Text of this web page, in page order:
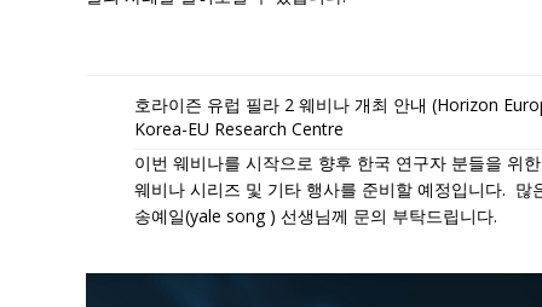
호라이즌 유럽 필라 2 웨비나 개최 안내 (Horizon
Korea-EU Research Centre
이번 웨비나를 시작으로 향후 한국 연구자 분들을 위
웨비나 시리즈 및 기타 행사를 준비할 예정입니다. 많
송예일(yale song ) 선생님께 문의 부탁드립니다.